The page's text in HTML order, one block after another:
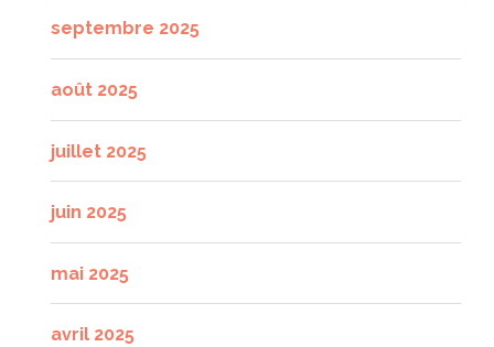
septembre 2025
août 2025
juillet 2025
juin 2025
mai 2025
avril 2025